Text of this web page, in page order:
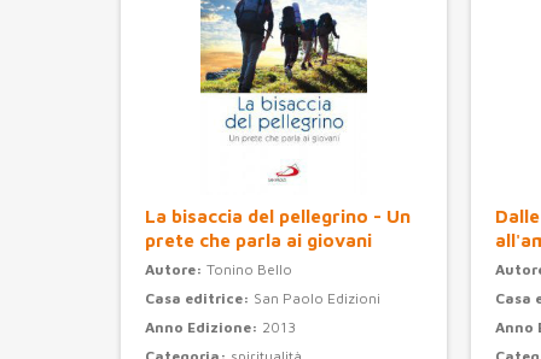
La bisaccia del pellegrino - Un
prete che parla ai giovani
Autore: Tonino Bello
Casa editrice: San Paolo Edizioni
Anno Edizione: 2013
Casa
Anno